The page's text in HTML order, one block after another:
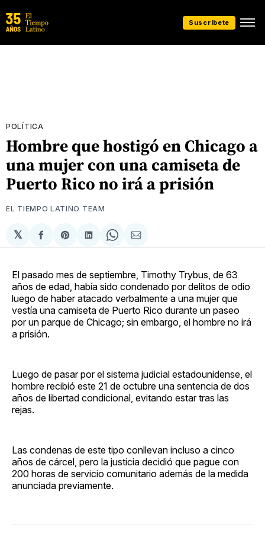
Suscríbete
POLÍTICA
Hombre que hostigó en Chicago a
una mujer con una camiseta de
Puerto Rico no irá a prisión
EL TIEMPO LATINO TEAM
𝕏
Compartir
en
Share
on
Compartir
en
Share
on
Compartir
via
El pasado mes de septiembre, Timothy Trybus, de 63
años de edad, había sido condenado por delitos de odio
luego de haber atacado verbalmente a una mujer que
vestía una camiseta de Puerto Rico durante un paseo
por un parque de Chicago; sin embargo, el hombre no irá
a prisión.
Luego de pasar por el sistema judicial estadounidense, el
hombre recibió este 21 de octubre una sentencia de dos
años de libertad condicional, evitando estar tras las
rejas.
Las condenas de este tipo conllevan incluso a cinco
años de cárcel, pero la justicia decidió que pague con
200 horas de servicio comunitario además de la medida
anunciada previamente.